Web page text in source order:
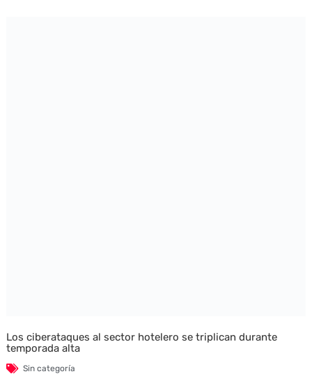
Los ciberataques al sector hotelero se triplican durante
temporada alta
Sin categoría